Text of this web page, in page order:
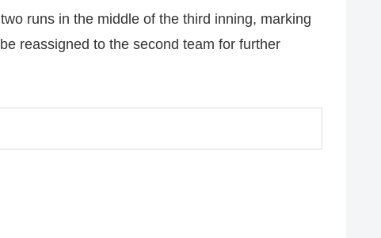
runs in the middle of the third inning, marking
reassigned to the second team for further